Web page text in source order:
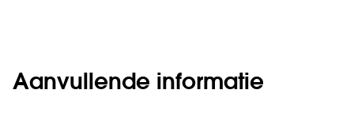
Aanvullende informatie